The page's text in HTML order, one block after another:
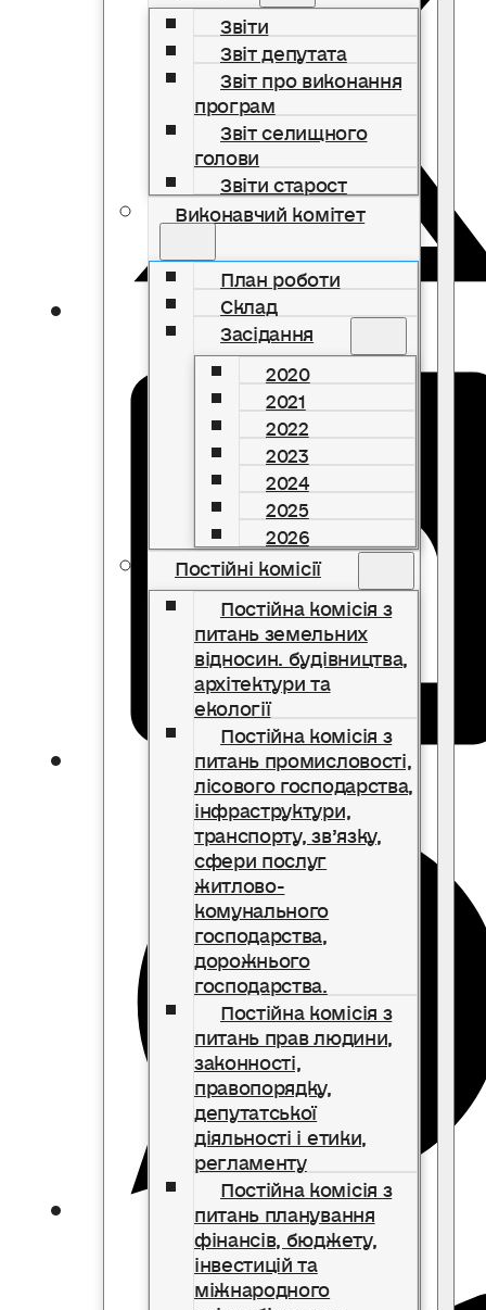
Звіти
Звіт депутата
Звіт про виконання
програм
Звіт селищного
голови
Звіти старост
Виконавчий комітет
План роботи
Склад
Засідання
2020
2021
2022
2023
2024
2025
2026
Постійні комісії
Постійна комісія з
питань земельних
відносин. будівництва,
архітектури та
екології
Постійна комісія з
питань промисловості,
лісового господарства,
інфраструктури,
транспорту, зв’язку,
сфери послуг
житлово-
комунального
господарства,
дорожнього
господарства.
Постійна комісія з
питань прав людини,
законності,
правопорядку,
депутатської
діяльності і етики,
регламенту
Постійна комісія з
питань планування
фінансів, бюджету,
інвестицій та
міжнародного